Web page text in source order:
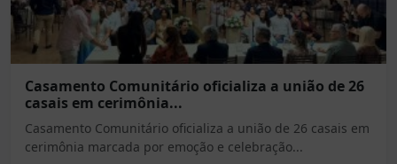
Casamento Comunitário oficializa a união de 26
casais em cerimônia...
Casamento Comunitário oficializa a união de 26 casais em
cerimônia marcada por emoção e celebração...